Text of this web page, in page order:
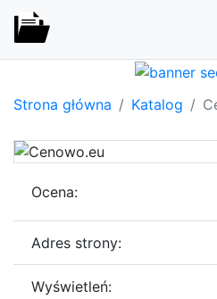
Strona główna Katalog
Ocena:
Adres strony:
Wyświetleń: